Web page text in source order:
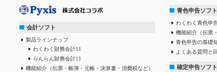
会計ソフト
製品ラインナップ
わくわく財務会計11
らんらん財務会計11
機能紹介（伝票・帳簿・元帳・決算書・消費税など）
青色申告ソフト
わくわく青色申
機能紹介（伝票
青色申告の基礎
よくある質問と
確定申告ソフト